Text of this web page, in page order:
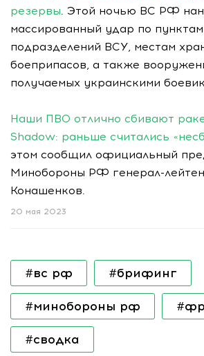
резервы. Этой ночью ВС РФ
массированный удар по
подразделений ВСУ, местам
боеприпасов, а также
получаемых украинскими
Наши ПВО отлично сбивают
Shadow: раньше считались
этом сообщил официальный
Минобороны РФ генерал-
Конашенков.
20 мая 2023
#вс рф #брифинг
#минобороны рф
#сводка